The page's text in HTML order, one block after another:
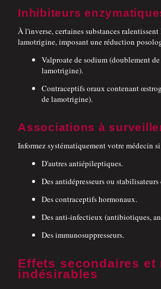
Inhibiteurs
À l'inverse, certaines substances
lamotrigine, imposant une réduction
Valproate de sodium (doublement
lamotrigine).
Contraceptifs oraux contenant
de lamotrigine).
Associations à
Informez systématiquement votre médecin
D'autres antiépileptiques.
Des antidépresseurs ou
Des contraceptifs hormonaux.
Des anti-infectieux (antibiotiques,
Des immunosuppresseurs.
Effets secondaires et
indésirables